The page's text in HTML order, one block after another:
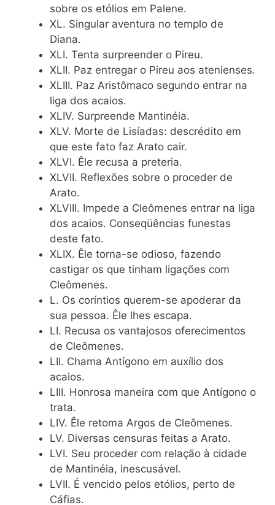
sobre os etólios em Palene.
XL. Singular aventura no templo de
Diana.
XLI. Tenta surpreender o Pireu.
XLII. Paz entregar o Pireu aos atenienses.
XLIII. Paz Aristômaco segundo entrar na
liga dos acaios.
XLIV. Surpreende Mantinéia.
XLV. Morte de Lisíadas: descrédito em
que este fato faz Arato cair.
XLVI. Êle recusa a preteria.
XLVII. Reflexões sobre o proceder de
Arato.
XLVIII. Impede a Cleômenes entrar na liga
dos acaios. Conseqüências funestas
deste fato.
XLIX. Êle torna-se odioso, fazendo
castigar os que tinham ligações com
Cleômenes.
L. Os coríntios querem-se apoderar da
sua pessoa. Êle lhes escapa.
LI. Recusa os vantajosos oferecimentos
de Cleômenes.
LII. Chama Antígono em auxílio dos
acaios.
LIII. Honrosa maneira com que Antígono o
trata.
LIV. Êle retoma Argos de Cleômenes.
LV. Diversas censuras feitas a Arato.
LVI. Seu proceder com relação à cidade
de Mantinéia, inescusável.
LVII. É vencido pelos etólios, perto de
Cáfias.